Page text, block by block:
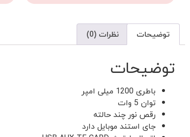
توضیحات نظرات (0)
توضیحات
باطری 1200 میلی امپر
توان 5 وات
رقص نور چند حالته
جای استند موبایل دارد